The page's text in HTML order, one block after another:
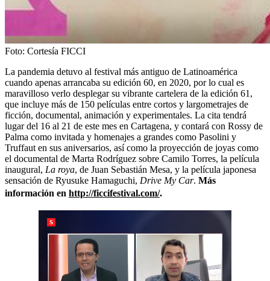
Foto: Cortesía FICCI
La pandemia detuvo al festival más antiguo de Latinoamérica
cuando apenas arrancaba su edición 60, en 2020, por lo cual es
maravilloso verlo desplegar su vibrante cartelera de la edición 61,
que incluye más de 150 películas entre cortos y largometrajes de
ficción, documental, animación y experimentales. La cita tendrá
lugar del 16 al 21 de este mes en Cartagena, y contará con Rossy de
Palma como invitada y homenajes a grandes como Pasolini y
Truffaut en sus aniversarios, así como la proyección de joyas como
el documental de Marta Rodríguez sobre Camilo Torres, la película
inaugural, La roya, de Juan Sebastián Mesa, y la película japonesa
sensación de Ryusuke Hamaguchi, Drive My Car. Más
información en http://ficcifestival.com/.